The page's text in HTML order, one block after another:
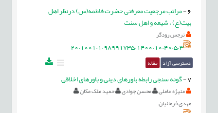
6
-مراتب مرجعیت معرفتی حضرت فاطمه(س) درنظر اهل
بیت(ع) ، شیعه و اهل سنت
نرجس رودگر
20.1001.1.98991735.1400.10.40.5.3
دسترسی آزاد مقاله
7
-گونه سنجی رابطه باورهای دینی و باورهای اخلاقی
منیژه عاملی محسن جوادی
حمید ملک مکان
مهدی فرمانیان